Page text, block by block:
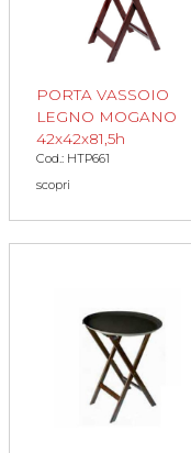
PORTA VASSOIO
LEGNO MOGANO
42x42x81,5h
Cod.: HTP661
scopri